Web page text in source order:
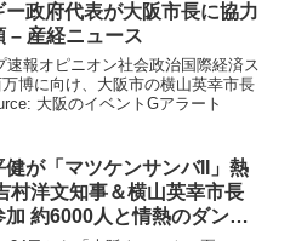
ー政府代表が大阪市長に協力
– 産経ニュース
速報オピニオン社会政治国際経済ス
博に向け、大阪市の横山英幸市長
大阪のイベントGアラート
健が「マツケンサンバII」熱
村洋文知事＆横山英幸市長
加 約6000人と情熱のダンス